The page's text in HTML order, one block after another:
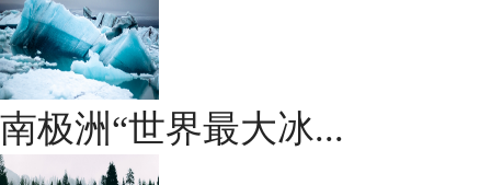
南极洲“世界最大冰...